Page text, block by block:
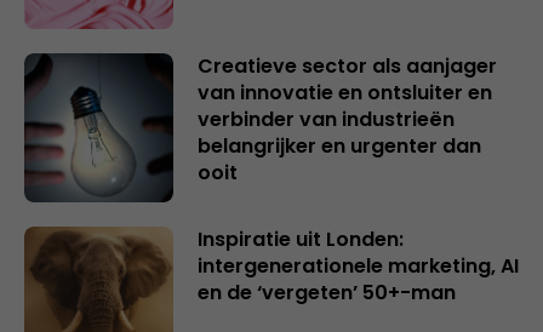
Creatieve sector als aanjager
van innovatie en ontsluiter en
verbinder van industrieën
belangrijker en urgenter dan
ooit
Inspiratie uit Londen:
intergenerationele marketing, AI
en de ‘vergeten’ 50+-man